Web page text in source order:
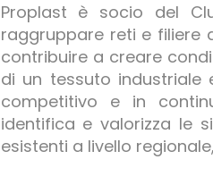
Proplast è socio del
raggruppare reti e filiere
contribuire a creare
di un tessuto industriale
competitivo e in
identifica e valorizza le
esistenti a livello